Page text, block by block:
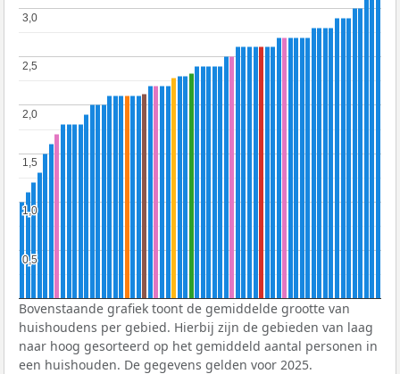
0,5
0,5
1,0
1,0
1,5
1,5
2,0
2,0
2,5
2,5
3,0
3,0
Bovenstaande grafiek toont de gemiddelde grootte van
huishoudens per gebied. Hierbij zijn de gebieden van laag
naar hoog gesorteerd op het gemiddeld aantal personen in
een huishouden. De gegevens gelden voor 2025.